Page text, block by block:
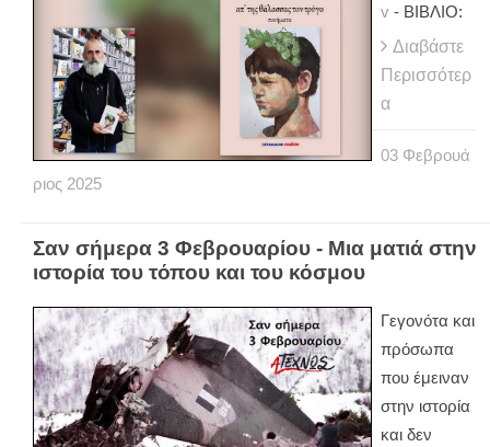
v - ΒΙΒΛΙΟ:
Διαβάστε
Περισσότερ
α
03 Φεβρουά
ριος 2025
Σαν σήμερα 3 Φεβρουαρίου - Μια ματιά στην
ιστορία του τόπου και του κόσμου
Γεγονότα και
πρόσωπα
που έμειναν
στην ιστορία
και δεν